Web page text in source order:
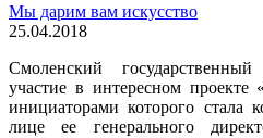
Мы дарим вам искусство
25.04.2018
Смоленский
участие в интересном
инициаторами которого
лице ее генерального